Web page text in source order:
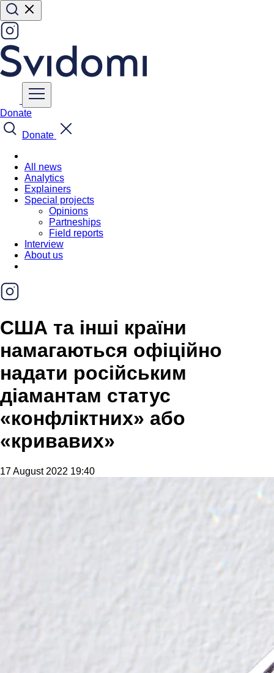
Donate
Donate
All news
Analytics
Explainers
Special projects
Opinions
Partneships
Field reports
Interview
About us
США та інші країни
намагаються офіційно
надати російським
діамантам статус
«конфліктних» або
«кривавих»
17 August 2022 19:40